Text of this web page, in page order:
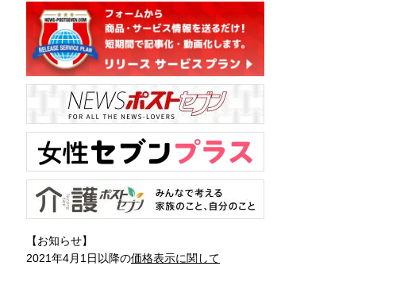
【お知らせ】
2021年4月1日以降の価格表示に関して